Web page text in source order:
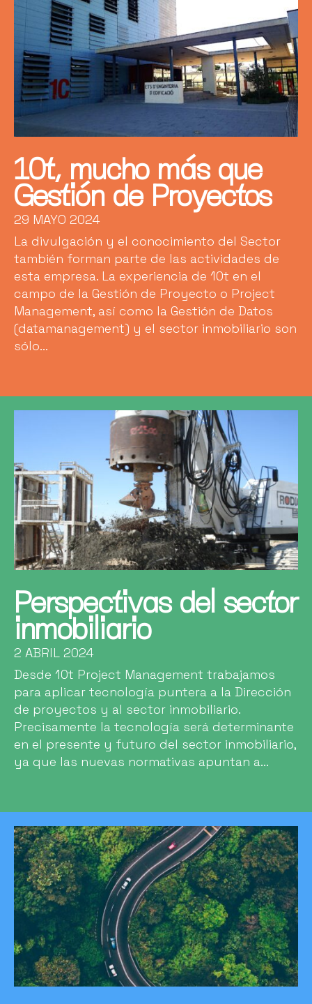
10t, mucho más que
Gestión de Proyectos
29 MAYO 2024
La divulgación y el conocimiento del Sector
también forman parte de las actividades de
esta empresa. La experiencia de 10t en el
campo de la Gestión de Proyecto o Project
Management, así como la Gestión de Datos
(datamanagement) y el sector inmobiliario son
sólo...
Perspectivas del sector
inmobiliario
2 ABRIL 2024
Desde 10t Project Management trabajamos
para aplicar tecnología puntera a la Dirección
de proyectos y al sector inmobiliario.
Precisamente la tecnología será determinante
en el presente y futuro del sector inmobiliario,
ya que las nuevas normativas apuntan a...